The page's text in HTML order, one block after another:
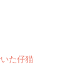
た仔猫